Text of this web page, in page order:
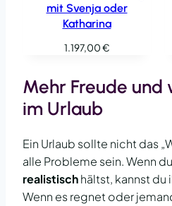
mit Svenja oder
Katharina
1.197,00€
Mehr Freude und
im Urlaub
Ein Urlaub sollte nicht das
alle Probleme sein. Wenn
realistischhältst, kannst du
Wenn es regnet oder